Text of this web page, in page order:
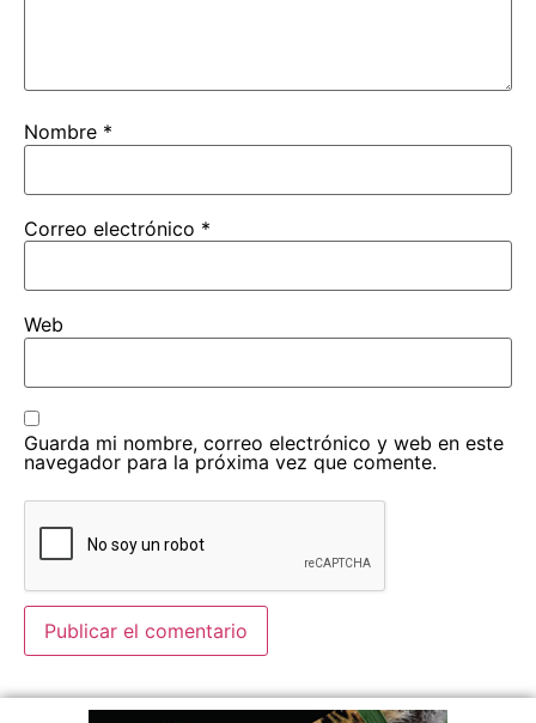
Nombre *
Correo electrónico *
Web
Guarda mi nombre, correo electrónico y web en este
navegador para la próxima vez que comente.